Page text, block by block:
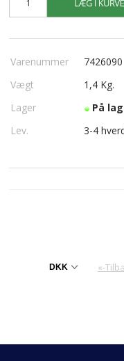
Varenummer
7426090
Vægt
1,4 Kg.
Lager
På
Lev.
3-4
«-